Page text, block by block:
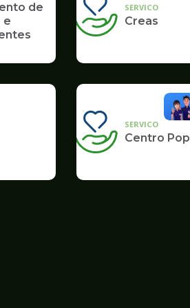
de
e
SERVICO
Creas
SERVICO
Centro Pop